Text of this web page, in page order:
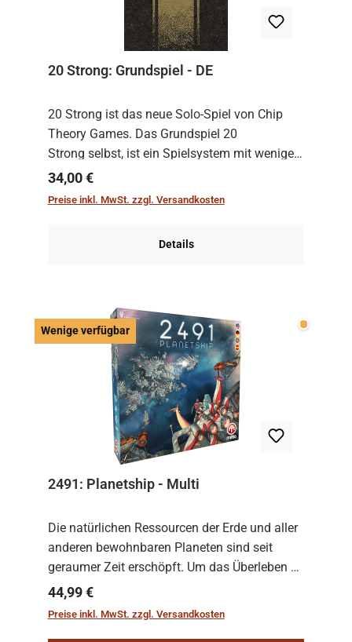
20 Strong: Grundspiel - DE
20 Strong ist das neue Solo-Spiel von Chip
Theory Games. Das Grundspiel 20
Strong selbst, ist ein Spielsystem mit wenigen,
einfachen Regeln. Um es zu spielen, muss es
immer mit einem Themenset ergänzt werden.
Regulärer Preis:
34,00 €
Preise inkl. MwSt. zzgl. Versandkosten
Details
Wenige verfügbar Wenige
2491: Planetship - Multi
Die natürlichen Ressourcen der Erde und aller
anderen bewohnbaren Planeten sind seit
geraumer Zeit erschöpft. Um das Überleben zu
sichern, wurden die sogenannten
„Weltenschiffe“ gebaut. Auf diesen
Regulärer Preis:
44,99 €
Preise inkl. MwSt. zzgl. Versandkosten